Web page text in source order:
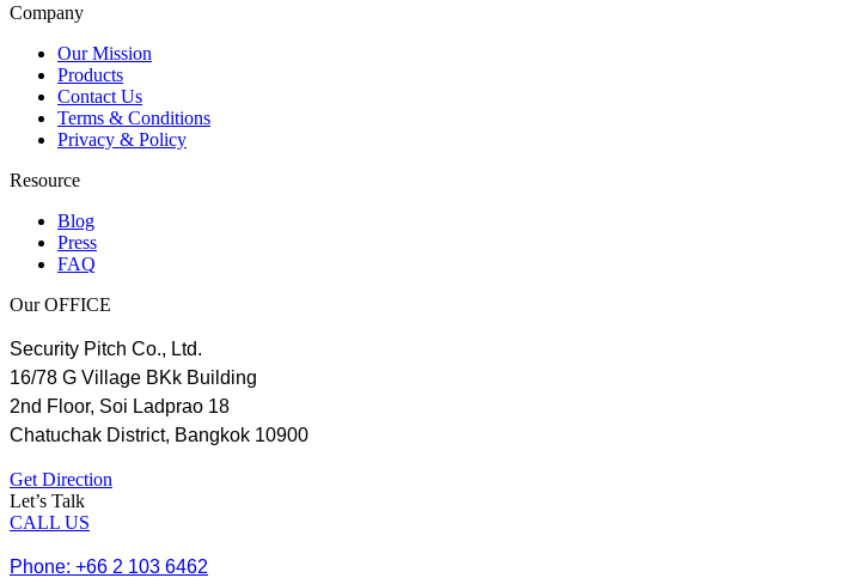
Company
Our Mission
Products
Contact Us
Terms & Conditions
Privacy & Policy
Resource
Blog
Press
FAQ
Our OFFICE
Security Pitch Co., Ltd.
16/78 G Village BKk Building
2nd Floor, Soi Ladprao 18
Chatuchak District, Bangkok 10900
Get Direction
Let’s Talk
CALL US
Phone: +66 2 103 6462